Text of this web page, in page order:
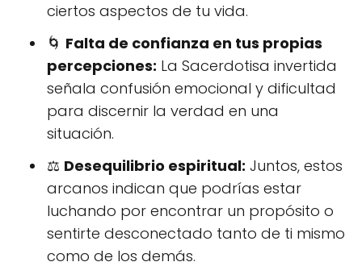
ciertos aspectos de tu vida.
🌀 Falta de confianza en tus propias
percepciones: La Sacerdotisa invertida
señala confusión emocional y dificultad
para discernir la verdad en una
situación.
⚖️ Desequilibrio espiritual: Juntos, estos
arcanos indican que podrías estar
luchando por encontrar un propósito o
sentirte desconectado tanto de ti mismo
como de los demás.